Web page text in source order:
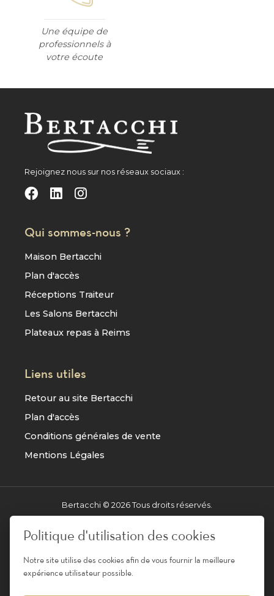
Une équipe de
professionnels à
votre écoute
Rejoignez nous sur nos réseaux sociaux :
Qui sommes-nous ?
Maison Bertacchi
Plan d'accès
Réceptions Traiteur
Les Salons Bertacchi
Plateaux repas à Reims
Liens utiles
Retour au site Bertacchi
Plan d'accès
Conditions générales de vente
Mentions Légales
Bertacchi © 2026 Tous droits réservés.
Réalisation AXESYS
Pour votre santé, évitez de manger entre les repas -
www.mangerbouger.fr
Politique d'utilisation des cookies
Notre site utilise des cookies afin de vous fournir la meilleure
expérience utilisateur possible.